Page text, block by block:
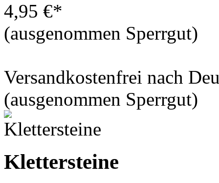
4,95 €*
(ausgenommen Sperrgut)
Versandkostenfrei nach
(ausgenommen Sperrgut)
Klettersteine